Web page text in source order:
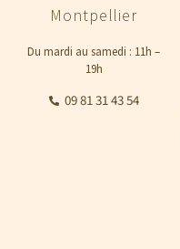
Montpellier
Du mardi au samedi : 11h –
19h
09 81 31 43 54